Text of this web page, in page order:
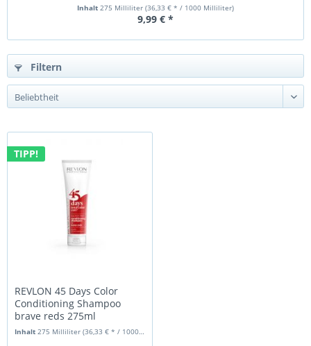
Inhalt 275 Milliliter (36,33 € * / 1000 Milliliter)
9,99 € *
Filtern
TIPP!
REVLON 45 Days Color
Conditioning Shampoo
brave reds 275ml
Inhalt275 Milliliter(36,33 € * / 1000 Milliliter)